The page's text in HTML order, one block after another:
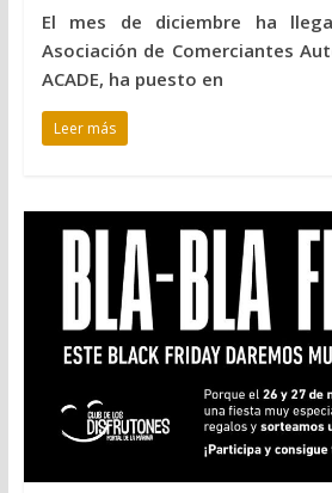
El mes de diciembre ha
Asociación de Comerciantes
ACADE, ha puesto en
Leer más